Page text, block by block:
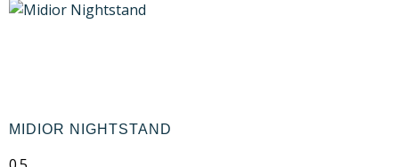
MIDIOR NIGHTSTAND